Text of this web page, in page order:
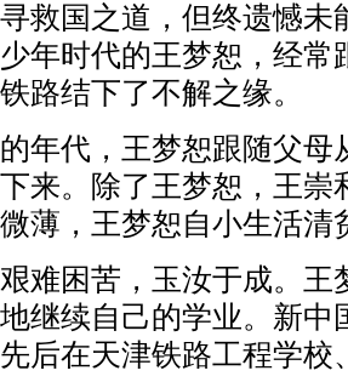
救国之道，但终遗憾未
年时代的王梦恕，经常
路结下了不解之缘。
代，王梦恕跟随父母
来。除了王梦恕，王
薄，王梦恕自小生活清
困苦，玉汝于成。王
继续自己的学业。新
后在天津铁路工程学校